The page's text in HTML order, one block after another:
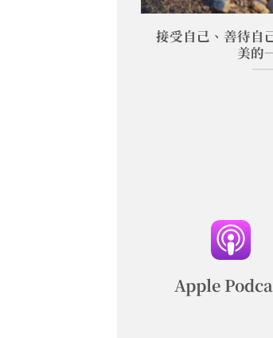
接受自己、善待自
美的
Apple